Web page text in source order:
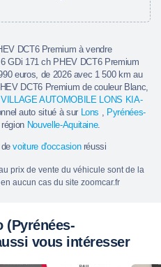
DCT6 Premium à vendre
GDi 171 ch PHEV DCT6 Premium
euros, de 2026 avec 1 500 km au
DCT6 Premium de couleur Blanc,
VILLAGE AUTOMOBILE LONS KIA-
auto situé à sur Lons , Pyrénées-
Nouvelle-Aquitaine.
devoiture d'occasionréussi
prix de vente du véhicule sont de la
aucun cas du site zoomcar.fr
(Pyrénées-
vous intéresser